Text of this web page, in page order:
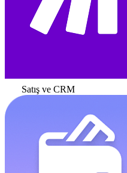
Satış ve CRM